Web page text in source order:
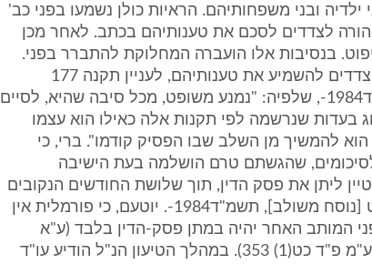
ילדיה ובני משפחותיהם. הראיות כולן נשמעו בפני כב'
הורה לצדדים לסכם את טענותיהם בכתב. לאחר מכן
בנסיבות אלו הועברה המחלוקת להתברר בפני.
בישיבה מיום 4.6.97 התבקשו הצדדים להשמיע את טענותיהם, לעניין תקנה 177
לתקנות סדר הדין אזרחי, תשמ"ד1984-, שלפיה: "נמנע משופט, מכל סיבה שהיא, לסיים
בעדות שנרשמה לפי תקנות אלה כאילו הוא עצמו
להמשיך מן השלב שבו הפסיק קודמו". ברי, כי
שהגשתם טרם הושלמה בעת הישיבה
ליתן את פסק הדין, תוך שלושת החודשים הנקובים
בסעיף 15(א) לחוק בתי-המשפט [נוסח משולב], תשמ"ד1984-. יוטעם, כי פורמלית אין
המותב האחר יהיה במתן פסק-הדין בלבד (ע"א
387/84 יוסף אברהם נ' היוזם בע"מ פ"ד כט(1) 353). במהלך הטיעון הנ"ל הודיע עו"ד